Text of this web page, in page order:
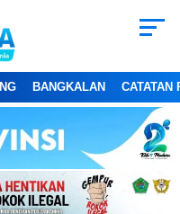
BANGKALAN CATATAN